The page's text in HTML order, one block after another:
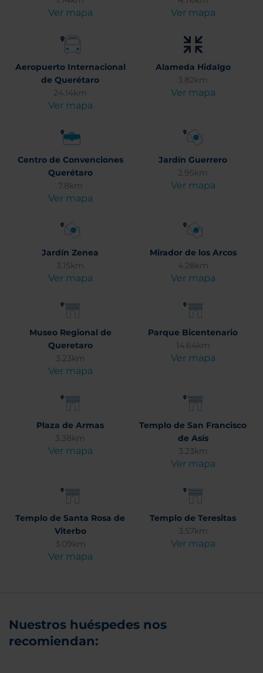
Ver mapa Ver mapa
Aeropuerto Internacional
de Querétaro
24.14km
Ver mapa
Alameda Hidalgo
3.82km
Ver mapa
Centro de Convenciones
Querétaro
7.8km
Ver mapa
Jardín Guerrero
2.95km
Ver mapa
Jardín Zenea
3.15km
Ver mapa
Mirador de los Arcos
4.28km
Ver mapa
Museo Regional de
Queretaro
3.23km
Ver mapa
Parque Bicentenario
14.64km
Ver mapa
Plaza de Armas
3.38km
Ver mapa
Templo de San Francisco
de Asís
3.23km
Ver mapa
Templo de Santa Rosa de
Viterbo
3.09km
Ver mapa
Templo de Teresitas
3.57km
Ver mapa
Nuestros huéspedes nos
recomiendan: